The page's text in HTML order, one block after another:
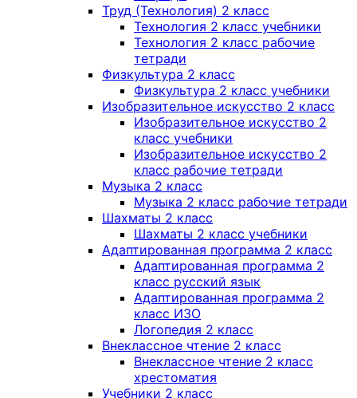
Труд (Технология) 2 класс
Технология 2 класс учебники
Технология 2 класс рабочие
тетради
Физкультура 2 класс
Физкультура 2 класс учебники
Изобразительное искусство 2 класс
Изобразительное искусство 2
класс учебники
Изобразительное искусство 2
класс рабочие тетради
Музыка 2 класс
Музыка 2 класс рабочие тетради
Шахматы 2 класс
Шахматы 2 класс учебники
Адаптированная программа 2 класс
Адаптированная программа 2
класс русский язык
Адаптированная программа 2
класс ИЗО
Логопедия 2 класс
Внеклассное чтение 2 класс
Внеклассное чтение 2 класс
хрестоматия
Учебники 2 класс